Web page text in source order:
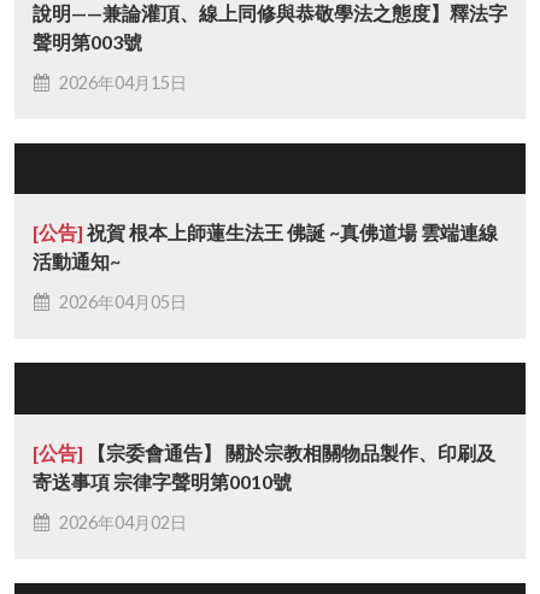
說明——兼論灌頂、線上同修與恭敬學法之態度】釋法字
聲明第003號
2026年04月15日
[公告] 祝賀 根本上師蓮生法王 佛誕 ~真佛道場 雲端連線
活動通知~
2026年04月05日
[公告] 【宗委會通告】 關於宗教相關物品製作、印刷及
寄送事項 宗律字聲明第0010號
2026年04月02日